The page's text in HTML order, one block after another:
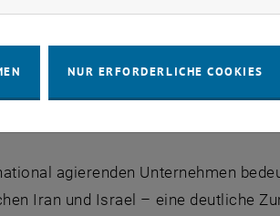
agierenden Unternehmen
Iran und Israel – eine deutliche
NUR ERFORDERLICHE COOKIES